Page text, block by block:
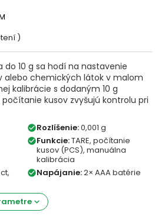
)
10 g sa hodí na nastavenie
alebo chemických látok v malom
kalibrácie s dodaným 10 g
kusov zvyšujú kontrolu pri
check_circleRozlíšenie:0,001 g
check_circleFunkcie:TARE, počítanie
kusov (PCS), manuálna
kalibrácia
check_circleNapájanie:2× AAA batérie
keyboard_arrow_down